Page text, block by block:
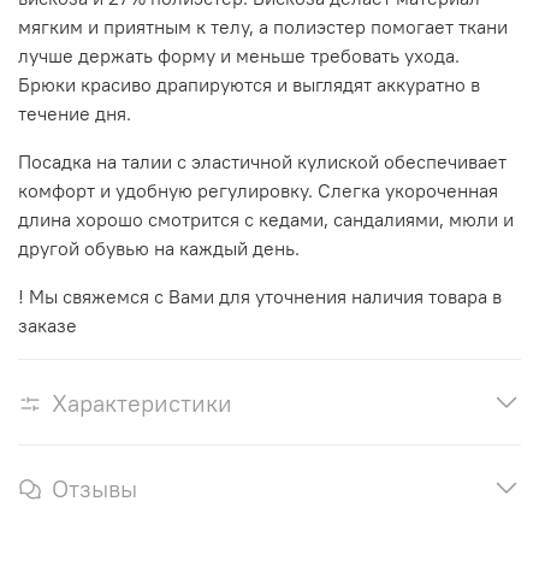
мягким и приятным к телу, а полиэстер помогает ткани
лучше держать форму и меньше требовать ухода.
Брюки красиво драпируются и выглядят аккуратно в
течение дня.
Посадка на талии с эластичной кулиской обеспечивает
комфорт и удобную регулировку. Слегка укороченная
длина хорошо смотрится с кедами, сандалиями, мюли и
другой обувью на каждый день.
! Мы свяжемся с Вами для уточнения наличия товара в
заказе
Характеристики
Отзывы